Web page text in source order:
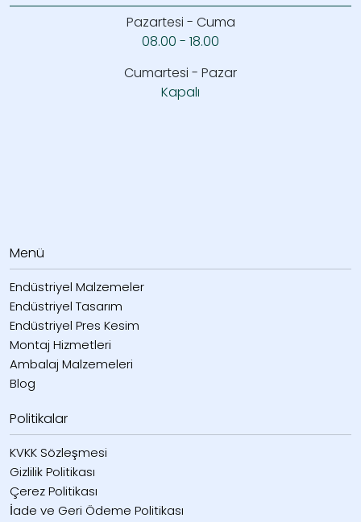
Pazartesi - Cuma
08.00 - 18.00
Cumartesi - Pazar
Kapalı
Menü
Endüstriyel Malzemeler
Endüstriyel Tasarım
Endüstriyel Pres Kesim
Montaj Hizmetleri
Ambalaj Malzemeleri
Blog
Politikalar
KVKK Sözleşmesi
Gizlilik Politikası
Çerez Politikası
İade ve Geri Ödeme Politikası